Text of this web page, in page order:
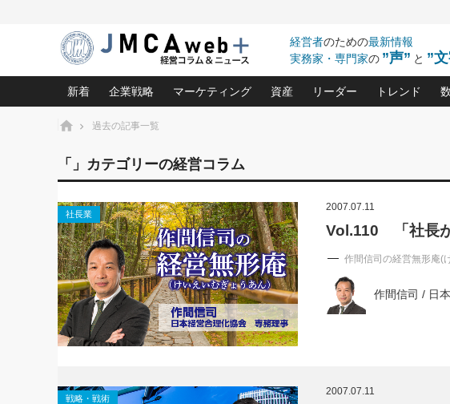
経営者のための最新情報
実務家・専門家の ”声” と ”
新着
2026.08.7
相談15：銀行がやたらと固定金
利を勧めてきます！やはり固定
がよいのでしょうか！
2026.08.7
第153回「内需企業があっとい
う間にグローバル成長企業に」
FOOD & LIFE COMPANIES
2026.08.5
企業戦略
中小企業の「１位づくり」戦略(96)
利益を最大化する「業務改善」横田尚哉氏(5)
強い会社を築く ビジネス・クリニック(240)
日本レーザー「人を大切にしながら利益を上げる経営」の極意
(3)
武器としてのM&A入門(3)
社長のための“儲かる通販”戦略視点(151)
継続経営 百話百行(85)
マーケティング
ネット戦略成功の秘訣 圧倒的に儲かる仕組みづくり
ビジネスを一瞬で制する！一流グローバル経営者は
ロングセラーの玉手箱(9)
大復活＆快進撃！ユニバーサルスタジオジャパンの成
は(5)
最高の自分を表現する 成功イメージ戦略(77)
酒井光雄 成功事例に学ぶ繁栄企業のブランド戦略(39)
資産
どうなる金融業界(39)
中国経済の最新動向(204)
事業承継の前に、決めておきたい
きたいコト(12)
会社と社長のための資産管理講座
深読み企業分析(153)
リーダー
ビジネスリーダー×次の
ピョートル・F・グジバ
朝礼・会議での「社長の
楠木建の「経営知になる
トレンド
北村森の「
ホーム 過去の記事一覧
「」カテゴリーの経営コラム
社長業
2007.07.11
Vol.110 「社長が
作間信司の経営無形庵(
作間信司 / 日
戦略・戦術
2007.07.11